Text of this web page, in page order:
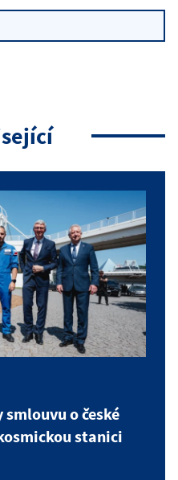
smlouvu o české
stanici